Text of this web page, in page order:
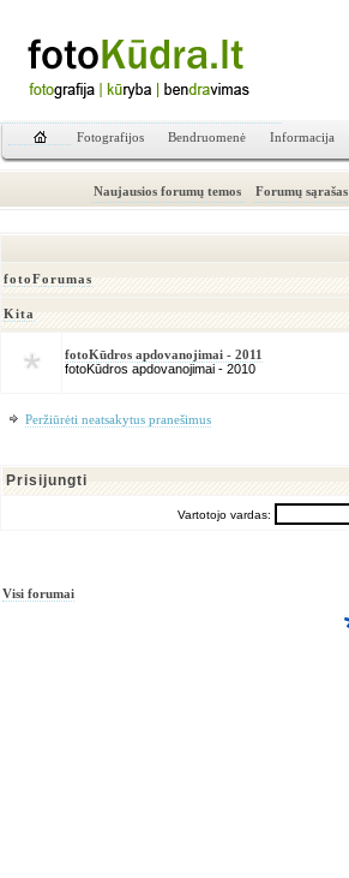
Fotografijos Bendruomenė Informacija
Naujausios forumų temos Forumų sąrašas
fotoForumas
Kita
fotoKūdros apdovanojimai - 2011
fotoKūdros apdovanojimai - 2010
Peržiūrėti neatsakytus pranešimus
Prisijungti
Vartotojo vardas:
Visi forumai